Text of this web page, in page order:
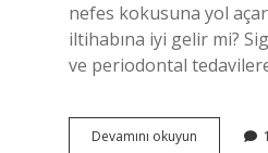
nefes kokusuna yol
iltihabına iyi gelir mi?
ve periodontal tedavilere
Devamını okuyun